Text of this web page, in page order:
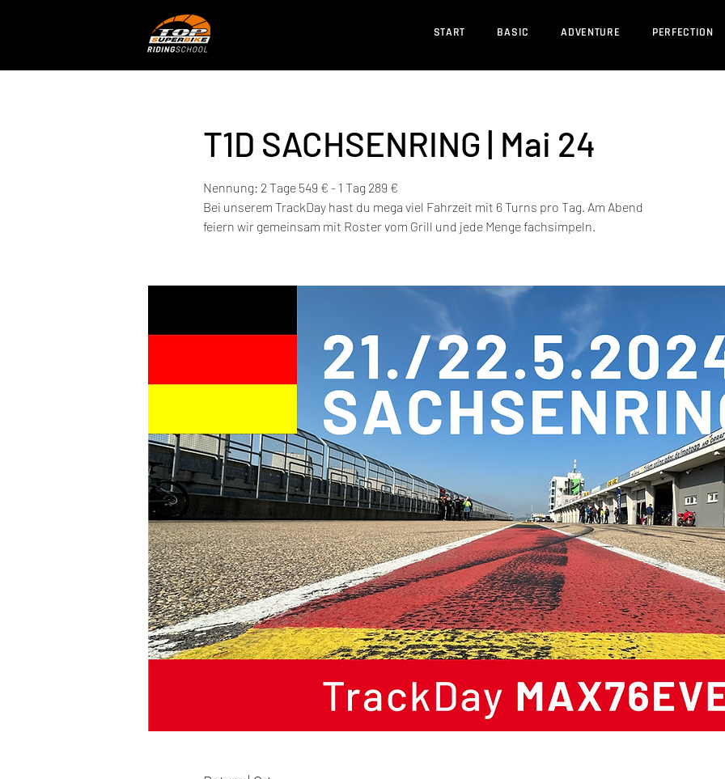
START BASIC ADVENTURE PERFECTION
T1D SACHSENRING | Mai 24
Nennung: 2 Tage 549 € - 1 Tag 289 €
Bei unserem TrackDay hast du mega viel Fahrzeit mit 6 Turns pro Tag. Am Abend
feiern wir gemeinsam mit Roster vom Grill und jede Menge fachsimpeln.